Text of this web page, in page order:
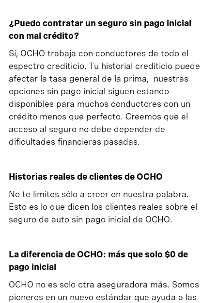
¿Puedo contratar un seguro sin pago inicial
con mal crédito?
Sí, OCHO trabaja con conductores de todo el
espectro crediticio. Tu historial crediticio puede
afectar la tasa general de la prima, nuestras
opciones sin pago inicial siguen estando
disponibles para muchos conductores con un
crédito menos que perfecto. Creemos que el
acceso al seguro no debe depender de
dificultades financieras pasadas.
Historias reales de clientes de OCHO
No te limites sólo a creer en nuestra palabra.
Esto es lo que dicen los clientes reales sobre el
seguro de auto sin pago inicial de OCHO.
La diferencia de OCHO: más que solo $0 de
pago inicial
OCHO no es solo otra aseguradora más. Somos
pioneros en un nuevo estándar que ayuda a las